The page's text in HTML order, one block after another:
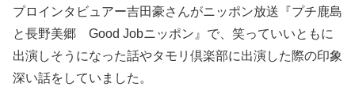
プロインタビュアー吉田豪さんがニッポン放送『プチ鹿島
と長野美郷 Good Jobニッポン』で、笑っていいともに
出演しそうになった話やタモリ倶楽部に出演した際の印象
深い話をしていました。